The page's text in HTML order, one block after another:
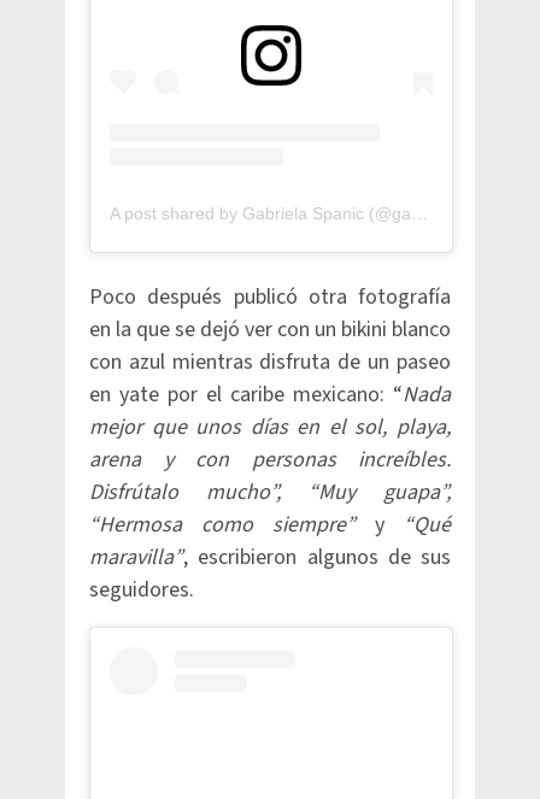
Poco después publicó otra fotografía
en la que se dejó ver con un bikini blanco
con azul mientras disfruta de un paseo
en yate por el caribe mexicano: “Nada
mejor que unos días en el sol, playa,
arena y con personas increíbles.
Disfrútalo mucho”, “Muy guapa”,
“Hermosa como siempre”y
“Qué
maravilla”, escribieron algunos de sus
seguidores.